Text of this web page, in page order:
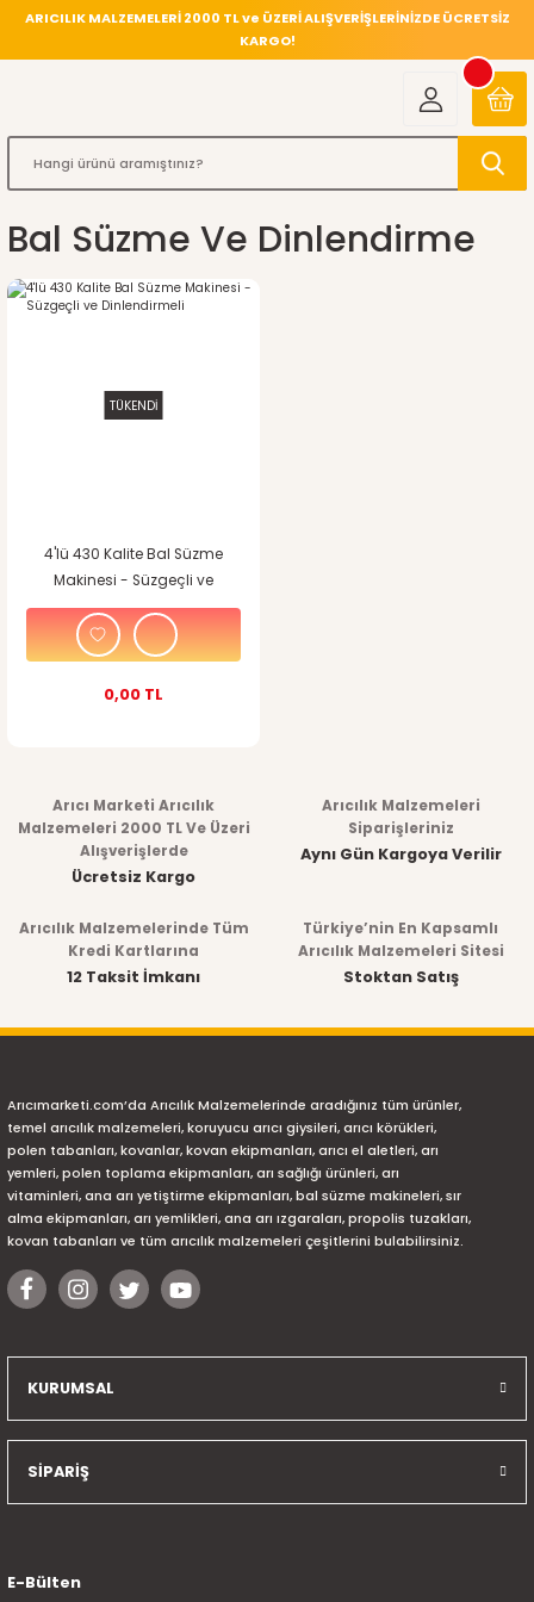
ARICILIK MALZEMELERİ 2000 TL ve ÜZERİ ALIŞVERİŞLERİNİZDE ÜCRETSİZ
KARGO!
Bal Süzme Ve Dinlendirme
TÜKENDİ
4'lü 430 Kalite Bal Süzme
Makinesi - Süzgeçli ve
Dinlendirmeli
0,00 TL
Arıcı Marketi Arıcılık
Malzemeleri 2000 TL Ve Üzeri
Alışverişlerde
Ücretsiz Kargo
Arıcılık Malzemeleri
Siparişleriniz
Aynı Gün Kargoya Verilir
Arıcılık Malzemelerinde Tüm
Kredi Kartlarına
12 Taksit İmkanı
Türkiye’nin En Kapsamlı
Arıcılık Malzemeleri Sitesi
Stoktan Satış
Arıcımarketi.com’da Arıcılık Malzemelerinde aradığınız tüm ürünler,
temel arıcılık malzemeleri, koruyucu arıcı giysileri, arıcı körükleri,
polen tabanları, kovanlar, kovan ekipmanları, arıcı el aletleri, arı
yemleri, polen toplama ekipmanları, arı sağlığı ürünleri, arı
vitaminleri, ana arı yetiştirme ekipmanları, bal süzme makineleri, sır
alma ekipmanları, arı yemlikleri, ana arı ızgaraları, propolis tuzakları,
kovan tabanları ve tüm arıcılık malzemeleri çeşitlerini bulabilirsiniz.
KURUMSAL
SİPARİŞ
E-Bülten